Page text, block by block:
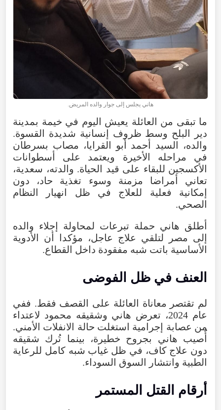
هاني يجلس إلى جوار والده المريض.
ما تبقى من العائلة يعيش اليوم في خيمة بمدينة
دير البلح وسط ظروف إنسانية شديدة القسوة.
والده، السيد أحمد أبو القرايا، مصاب بسرطان
في مراحله الأخيرة ويعتمد على أسطوانات
الأكسجين للبقاء على قيد الحياة. والدته، سعدية،
تعاني أمراضا مزمنة وسوء تغذية حاد، دون
إمكانية فعلية للعلاج في ظل انهيار النظام
الصحي.
أطلق هاني حملة تبرعات لمحاولة إجلاء والده
إلى مصر لتلقي علاج عاجل، مؤكدا أن الأدوية
الأساسية باتت شبه مفقودة داخل القطاع.
العنف في ظل الفوضى
لم تقتصر معاناة العائلة على القصف فقط. ففي
عام 2024، تعرض هاني وشقيقه محمود لاعتداء
من عصابة إجرامية استغلت حالة الانفلات الأمني.
أُصيب هاني بجروح خطيرة، بينما تُرك شقيقه
دون علاج كاف، في ظل غياب شبه كامل للرعاية
الطبية وانتشار السوق السوداء.
أرقام القتل المستمر